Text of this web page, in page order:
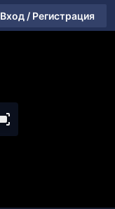
Вход / Регистрация